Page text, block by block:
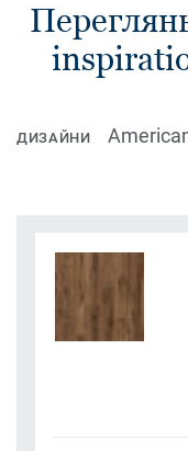
ДИЗАЙНИ